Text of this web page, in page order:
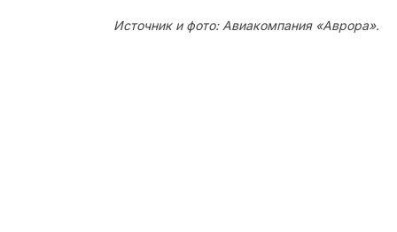
Источник и фото: Авиакомпания «Аврора».